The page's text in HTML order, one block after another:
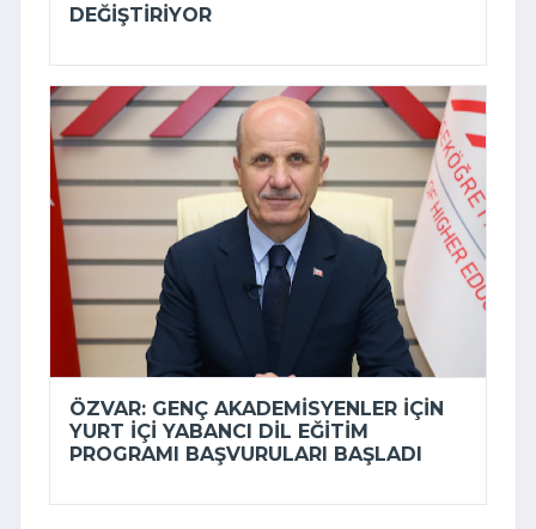
DEĞIŞTIRIYOR
ÖZVAR: GENÇ AKADEMISYENLER IÇIN
YURT IÇI YABANCI DIL EĞITIM
PROGRAMI BAŞVURULARI BAŞLADI